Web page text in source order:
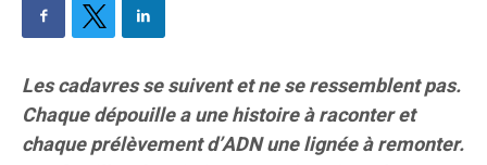
Les cadavres se suivent et ne se ressemblent pas.
Chaque dépouille a une histoire à raconter et
chaque prélèvement d’ADN une lignée à remonter.